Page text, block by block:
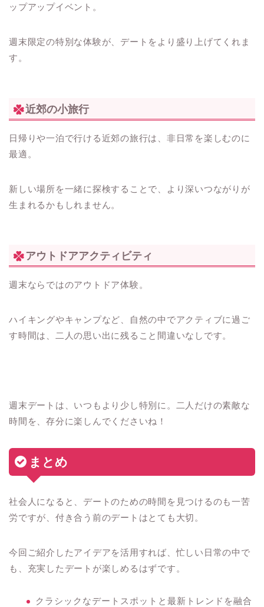
ップアップイベント。
週末限定の特別な体験が、デートをより盛り上げてくれま
す。
近郊の小旅行
日帰りや一泊で行ける近郊の旅行は、非日常を楽しむのに
最適。
新しい場所を一緒に探検することで、より深いつながりが
生まれるかもしれません。
アウトドアアクティビティ
週末ならではのアウトドア体験。
ハイキングやキャンプなど、自然の中でアクティブに過ご
す時間は、二人の思い出に残ること間違いなしです。
週末デートは、いつもより少し特別に。二人だけの素敵な
時間を、存分に楽しんでくださいね！
まとめ
社会人になると、デートのための時間を見つけるのも一苦
労ですが、付き合う前のデートはとても大切。
今回ご紹介したアイデアを活用すれば、忙しい日常の中で
も、充実したデートが楽しめるはずです。
クラシックなデートスポットと最新トレンドを融合